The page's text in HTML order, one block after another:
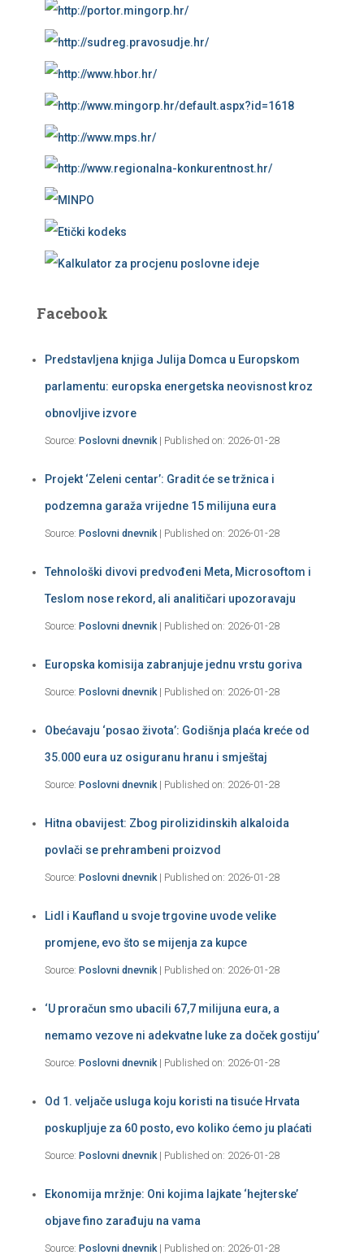
Facebook
Predstavljena knjiga Julija Domca u Europskom
parlamentu: europska energetska neovisnost kroz
obnovljive izvore
Source: Poslovni dnevnik Published on: 2026-01-28
Projekt ‘Zeleni centar’: Gradit će se tržnica i
podzemna garaža vrijedne 15 milijuna eura
Source: Poslovni dnevnik Published on: 2026-01-28
Tehnološki divovi predvođeni Meta, Microsoftom i
Teslom nose rekord, ali analitičari upozoravaju
Source: Poslovni dnevnik Published on: 2026-01-28
Europska komisija zabranjuje jednu vrstu goriva
Source: Poslovni dnevnik Published on: 2026-01-28
Obećavaju ‘posao života’: Godišnja plaća kreće od
35.000 eura uz osiguranu hranu i smještaj
Source: Poslovni dnevnik Published on: 2026-01-28
Hitna obavijest: Zbog pirolizidinskih alkaloida
povlači se prehrambeni proizvod
Source: Poslovni dnevnik Published on: 2026-01-28
Lidl i Kaufland u svoje trgovine uvode velike
promjene, evo što se mijenja za kupce
Source: Poslovni dnevnik Published on: 2026-01-28
‘U proračun smo ubacili 67,7 milijuna eura, a
nemamo vezove ni adekvatne luke za doček gostiju’
Source: Poslovni dnevnik Published on: 2026-01-28
Od 1. veljače usluga koju koristi na tisuće Hrvata
poskupljuje za 60 posto, evo koliko ćemo ju plaćati
Source: Poslovni dnevnik Published on: 2026-01-28
Ekonomija mržnje: Oni kojima lajkate ‘hejterske’
objave fino zarađuju na vama
Source: Poslovni dnevnik Published on: 2026-01-28